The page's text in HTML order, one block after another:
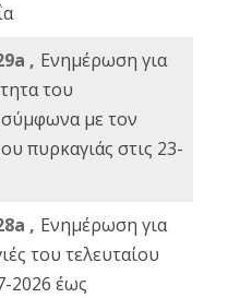
, Ενημέρωση για
του
με τον
πυρκαγιάς στις 23-
, Ενημέρωση για
του τελευταίου
2026 έως